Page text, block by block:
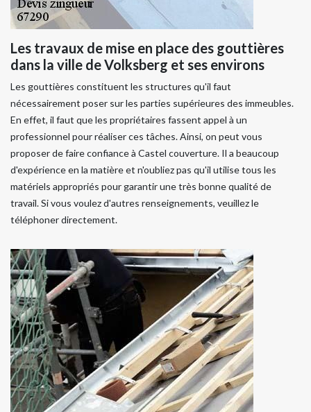
Les travaux de mise en place des gouttières
dans la ville de Volksberg et ses environs
Les gouttières constituent les structures qu'il faut
nécessairement poser sur les parties supérieures des immeubles.
En effet, il faut que les propriétaires fassent appel à un
professionnel pour réaliser ces tâches. Ainsi, on peut vous
proposer de faire confiance à Castel couverture. Il a beaucoup
d'expérience en la matière et n'oubliez pas qu'il utilise tous les
matériels appropriés pour garantir une très bonne qualité de
travail. Si vous voulez d'autres renseignements, veuillez le
téléphoner directement.